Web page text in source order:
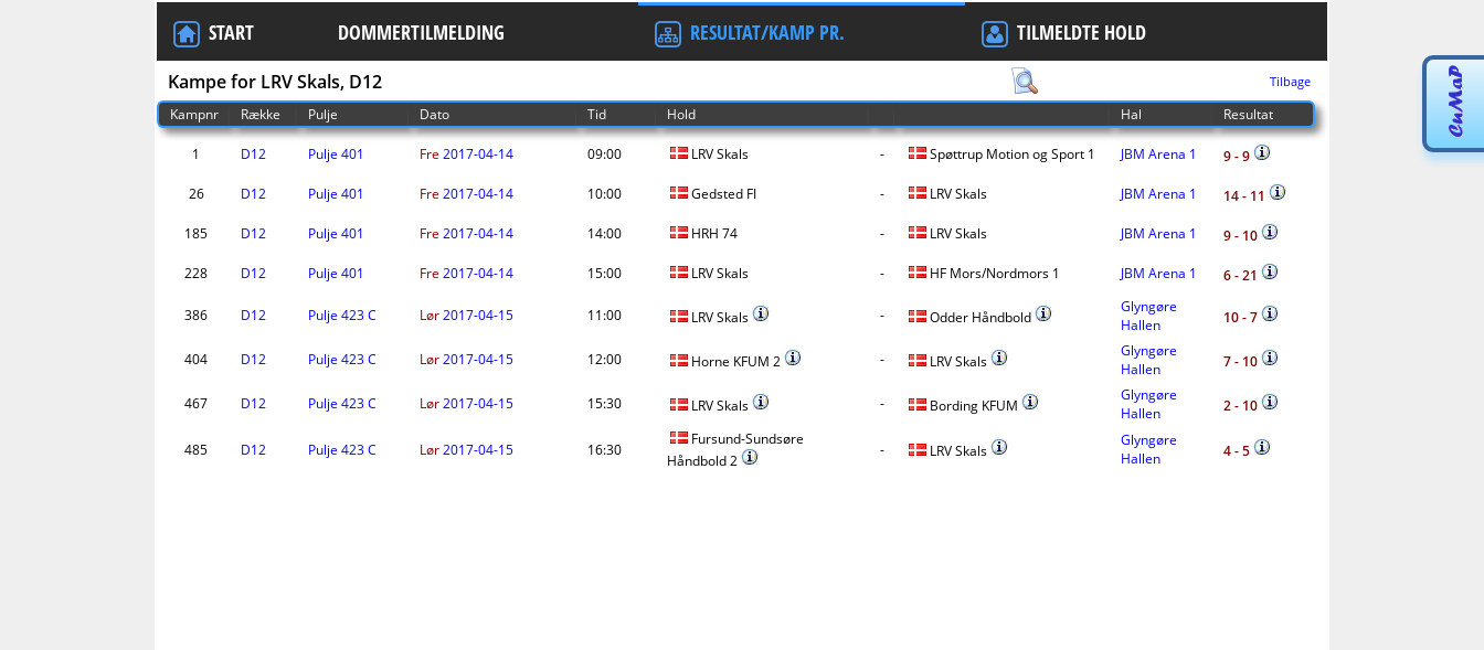
START DOMMERTILMELDING RESULTAT/KAMP PR. TILMELDTE HOLD
Kampe for LRV Skals, D12 Tilbage
Kampnr Række Pulje Dato Tid Hold Hal Resultat
1 D12 Pulje 401 Fre 2017-04-14 09:00 LRV Skals - Spøttrup Motion og Sport 1 JBM Arena 1
9 - 9
26
D12 Pulje 401 Fre 2017-04-14 10:00 Gedsted FI - LRV Skals JBM Arena 1
14 - 11
185
D12 Pulje 401 Fre 2017-04-14 14:00 HRH 74 - LRV Skals JBM Arena 1
9 - 10
228
D12 Pulje 401 Fre 2017-04-14 15:00 LRV Skals - HF Mors/Nordmors 1 JBM Arena 1 6 - 21
386 D12 Pulje 423 C Lør2017-04-15 11:00 LRV Skals - Odder Håndbold
Glyngøre
Hallen
10 - 7
404 D12 Pulje 423 C Lør2017-04-15 12:00 Horne KFUM 2 - LRV Skals
Glyngøre
Hallen
7 - 10
467 D12 Pulje 423 C Lør2017-04-15 15:30 LRV Skals - Bording KFUM
Glyngøre
Hallen
2 - 10
485 D12 Pulje 423 C Lør2017-04-15 16:30
Fursund-Sundsøre
Håndbold 2
- LRV Skals
Glyngøre
Hallen
4 - 5